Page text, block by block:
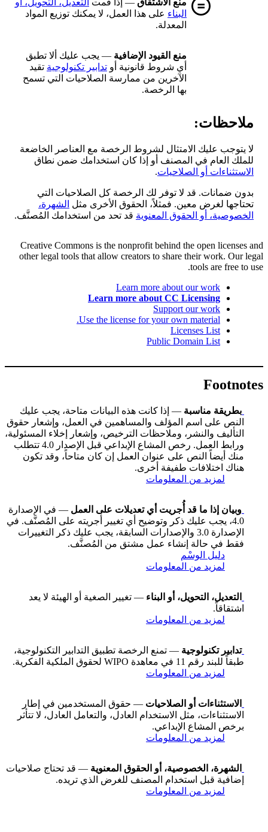
منع الاشتقاق — إذا قمت التعديل، التحويل، أو
البناء على هذا العمل، لا يمكنك توزيع المواد
المعدلة.
منع القيود الإضافية — يجب عليك ألا تطبق
أي شروط قانونية أو تدابير تكنولوجية تقيد
الآخرين من ممارسة الصلاحيات التي تسمح
بها الرخصة.
ملاحظات:
لا يتوجب عليك الامتثال لشروط الرخصة مع العناصر الخاضعة
للملك العام في المصنف أو إذا كان استخدامك ضمن نطاق
الاستثناءات أو الصلاحيات.
بدون ضمانات. قد لا توفر لك الرخصة كل الصلاحيات التي
تحتاجها لغرض معين. فمثلاً، الحقوق الأخرى مثل الشهرة،
الخصوصية، أو الحقوق المعنوية قد تحد من استخدامك المُصنَّف.
Creative Commons is the nonprofit behind the open licenses and
other legal tools that allow creators to share their work. Our legal
tools are free to use.
Learn more about our work
Learn more about CC Licensing
Support our work
Use the license for your own material.
Licenses List
Public Domain List
Footnotes
بطريقة مناسبة — إذا كانت هذه البيانات متاحة، يجب عليك
النص على اسم المؤلف والمساهمين في العمل، وإشعار حقوق
التأليف والنشر، وملاحظات الترخيص، وإشعار إخلاء المسئولية،
ورابط العمل. رخص المشاع الإبداعي قبل الإصدار 4.0 تتطلب
منك أيضاً النص على عنوان العمل إن كان متاحاً، وقد تكون
هناك اختلافات طفيفة أخرى.
لمزيد من المعلومات
وبيان إذا ما قد أُجريت أي تعديلات على العمل — في الإصدارة
4.0، يجب عليك ذكر وتوضيح أي تغيير أجريته على المُصنَّف. في
الإصدارة 3.0 والإصدارات السابقة، يجب عليك ذكر التغييرات
فقط في حالة إنشاء عمل مشتق من المُصنَّف.
دليل الوسْم
لمزيد من المعلومات
التعديل، التحويل، أو البناء — تغيير الصغية أو الهيئة لا يعد
اشتقاقاً.
لمزيد من المعلومات
تدابير تكنولوجية — تمنع الرخصة تطبيق التدابير التكنولوجية،
طبقاً للبند رقم 11 في معاهدة WIPO لحقوق الملكية الفكرية.
لمزيد من المعلومات
الاستثناءات أو الصلاحيات — حقوق المستخدمين في إطار
الاستثناءات، مثل الاستخدام العادل، والتعامل العادل، لا تتأثر
برخص المشاع الإبداعي.
لمزيد من المعلومات
الشهرة، الخصوصية، أو الحقوق المعنوية — قد تحتاج صلاحيات
إضافية قبل استخدام المصنف للغرض الذي تريده.
لمزيد من المعلومات